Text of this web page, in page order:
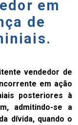
em
de
vendedor de
em ação
posteriores à
admitindo-se a
dívida, quando o